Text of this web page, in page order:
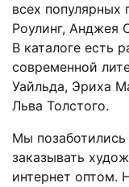
всех популярных
Роулинг, Анджея
В каталоге есть
современной
Уайльда, Эриха
Льва Толстого.
Мы
заказывать
интернет оптом.